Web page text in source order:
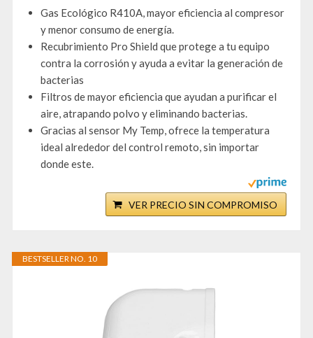
Gas Ecológico R410A, mayor eficiencia al compresor
y menor consumo de energía.
Recubrimiento Pro Shield que protege a tu equipo
contra la corrosión y ayuda a evitar la generación de
bacterias
Filtros de mayor eficiencia que ayudan a purificar el
aire, atrapando polvo y eliminando bacterias.
Gracias al sensor My Temp, ofrece la temperatura
ideal alrededor del control remoto, sin importar
donde este.
VER PRECIO SIN COMPROMISO
BESTSELLER NO. 10